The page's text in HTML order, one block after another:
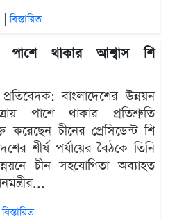
|বিস্তারিত
পাশে থাকার আশ্বাস শি
বাংলাদেশের উন্নয়ন
পাশে থাকার প্রতিশ্রুতি
করেছেন চীনের প্রেসিডেন্ট শি
শীর্ষ পর্যায়ের বৈঠকে তিনি
চীন সহযোগিতা অব্যাহত
বিস্তারিত